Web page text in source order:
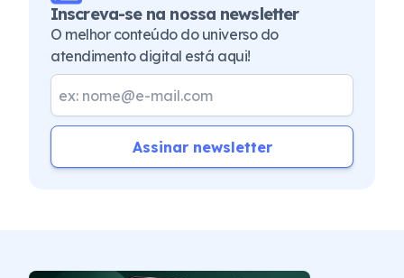
Inscreva-se na nossa newsletter
O melhor conteúdo do universo do
atendimento digital está aqui!
Assinar newsletter